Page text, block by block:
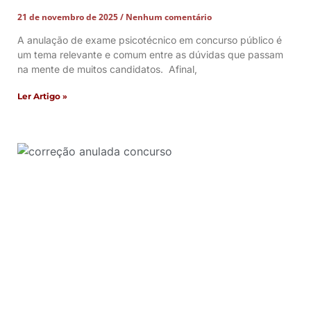
21 de novembro de 2025
Nenhum comentário
A anulação de exame psicotécnico em concurso público é
um tema relevante e comum entre as dúvidas que passam
na mente de muitos candidatos. Afinal,
Ler Artigo »